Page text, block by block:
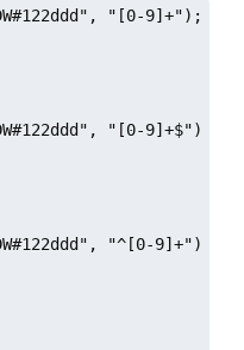
"[0-9]+");
"[0-9]+$");
"^[0-9]+");